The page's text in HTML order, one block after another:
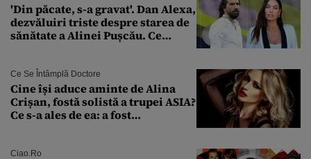
'Din păcate, s-a gravat'. Dan Alexa,
dezvăluiri triste despre starea de
sănătate a Alinei Pușcău. Ce
Ce Se Întâmplă Doctore
Cine își aduce aminte de Alina
Crișan, fostă solistă a trupei ASIA?
Ce s-a ales de ea: a fost
Ciao.ro